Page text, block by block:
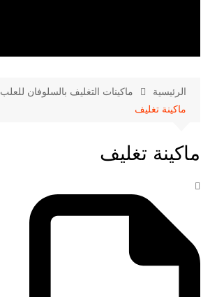
الرئيسية
ماكينات التغليف بالسلوفان للعلب 3 دي
ماكينة تغليف
ماكينة تغليف